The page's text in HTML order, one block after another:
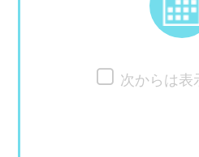
次からは表